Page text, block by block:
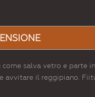
salva vetro e parte
avvitare il reggipiano.